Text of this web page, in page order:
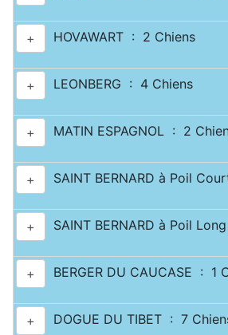
+ HOVAWART : 2 Chiens
+ LEONBERG : 4 Chiens
+ MATIN ESPAGNOL : 2
+ SAINT BERNARD à Poil
+ SAINT BERNARD à Poil
+ BERGER DU CAUCASE : 1
+ DOGUE DU TIBET : 7